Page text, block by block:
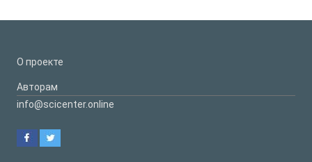
О проекте
Авторам
info@scicenter.online